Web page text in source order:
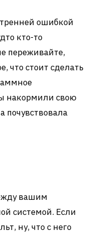
ошибкой
кто-то
переживайте,
что стоит сделать
накормили свою
почувствовала
вашим
системой. Если
ну, что с него